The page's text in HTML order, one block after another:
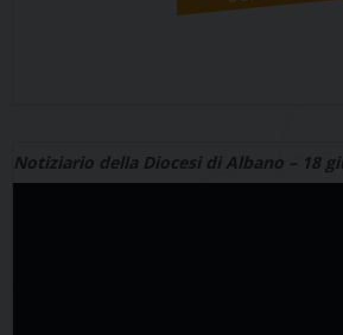
Notiziario della Diocesi di Albano – 18